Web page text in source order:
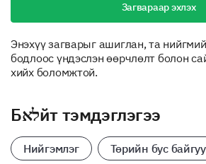
Загвараар эхлэх
Энэхүү загварыг ашиглан, та
бодлоос үндэслэн өөрчлөлт болон
хийх боломжтой.
Бלאйт тэмдэглэгээ
Нийгэмлэг Төрийн бус